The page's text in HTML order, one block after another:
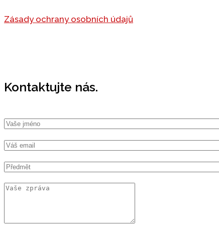
Zásady ochrany osobních údajů
Kontaktujte nás.